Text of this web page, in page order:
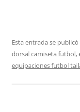
Esta entrada se publicó
dorsal camiseta futbol,
equipaciones futbol